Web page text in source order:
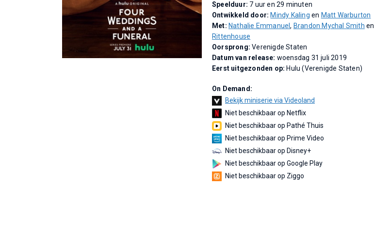
Speelduur: 7 uur en 29 minuten
Ontwikkeld door: Mindy Kaling en Matt Warburton
Met: Nathalie Emmanuel, Brandon Mychal Smith en
Rittenhouse
Oorsprong:Verenigde Staten
Datum van release: woensdag 31 juli 2019
Eerst uitgezonden op: Hulu (Verenigde Staten)
On Demand:
Bekijk miniserie via Videoland
Niet beschikbaar op Netflix
Niet beschikbaar op Pathé Thuis
Niet beschikbaar op Prime Video
Niet beschikbaar op Disney+
Niet beschikbaar op Google Play
Niet beschikbaar op Ziggo